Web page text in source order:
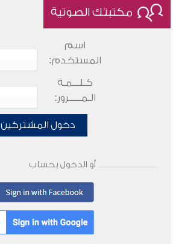
مكتبتك الصوتية
اسم
المستخدم:
كـلـــمـة
الـمـــــرور:
دخول المشتركين
أو الدخول بحساب